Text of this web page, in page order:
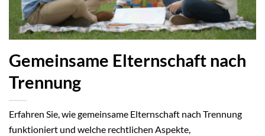
Gemeinsame Elternschaft nach
Trennung
Erfahren Sie, wie gemeinsame Elternschaft nach Trennung
funktioniert und welche rechtlichen Aspekte,